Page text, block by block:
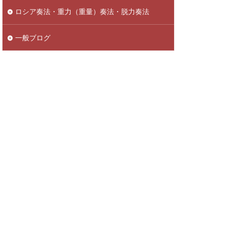
ロシア奏法・重力（重量）奏法・脱力奏法
一般ブログ